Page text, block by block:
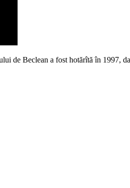
de Beclean a fost hotărîtă în 1997,